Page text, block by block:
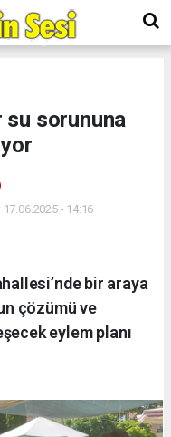
sorununa
- 14:16
bir araya
çözümü ve
eylem planı